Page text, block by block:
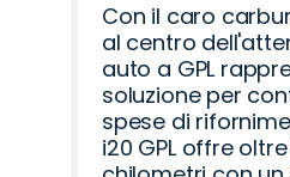
Con il caro
al centro
auto a GPL
soluzione per
spese di
i20 GPL offre